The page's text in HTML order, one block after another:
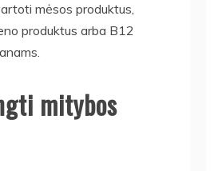
mėsos produktus,
produktus arba B12
mitybos